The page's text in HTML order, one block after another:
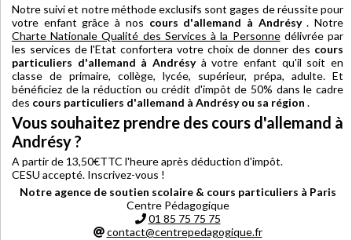
Notre suivi et notre méthode exclusifs sont gages de réussite pour
votre enfant grâce à nos cours d'allemand à Andrésy. Notre
Charte Nationale Qualité des Services à la Personnedélivrée par
les services de l'Etat confortera votre choix de donner des cours
particuliers d'allemand à Andrésyà votre enfant qu'il soit en
classe de primaire, collège, lycée, supérieur, prépa, adulte. Et
bénéficiez de la réduction ou crédit d'impôt de 50% dans le cadre
des cours particuliers d'allemand à Andrésy ou sa région .
Vous souhaitez prendre des cours d'allemand à
Andrésy ?
A partir de 13,50€TTC l'heure après déduction d'impôt.
CESU accepté. Inscrivez-vous !
Notre agence de soutien scolaire & cours particuliers à Paris
Centre Pédagogique
01 85 75 75 75
contact@centrepedagogique.fr